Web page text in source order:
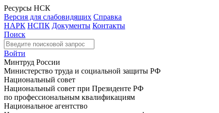
Ресурсы НСК
Версия для слабовидящих Справка
НАРК НСПК Документы Контакты
Поиск
Войти
Минтруд России
Министерство труда и социальной защиты РФ
Национальный совет
Национальный совет при Президенте РФ
по профессиональным квалификациям
Национальное агентство